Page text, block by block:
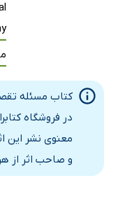
ب) طرق ممکن برای
الف) شرایط جغرافیایی
ب) وضعیت تاریخی
ج) پالایشِ خود
کتاب مسئله
در فروشگاه
معنوی نشر این
و صاحب اثر از